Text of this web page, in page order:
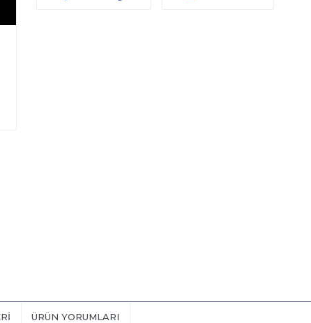
ÜRÜN YORUMLARI